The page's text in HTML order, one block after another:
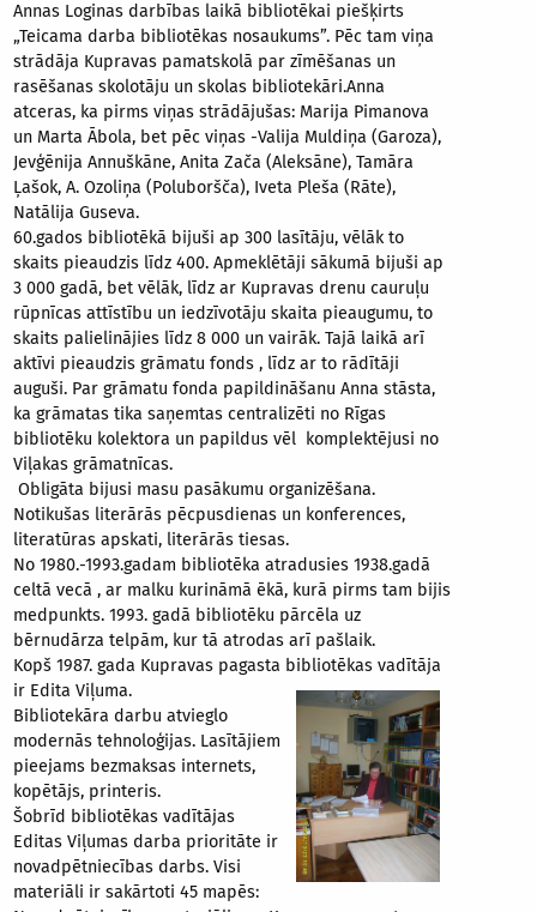
Annas Loginas darbības laikā bibliotēkai piešķirts
„Teicama darba bibliotēkas nosaukums”. Pēc tam viņa
strādāja Kupravas pamatskolā par zīmēšanas un
rasēšanas skolotāju un skolas bibliotekāri.Anna
atceras, ka pirms viņas strādājušas: Marija Pimanova
un Marta Ābola, bet pēc viņas -Valija Muldiņa (Garoza),
Jevģēnija Annuškāne, Anita Zača (Aleksāne), Tamāra
Ļašok, A. Ozoliņa (Poluboršča), Iveta Pleša (Rāte),
Natālija Guseva.
60.gados bibliotēkā bijuši ap 300 lasītāju, vēlāk to
skaits pieaudzis līdz 400. Apmeklētāji sākumā bijuši ap
3 000 gadā, bet vēlāk, līdz ar Kupravas drenu cauruļu
rūpnīcas attīstību un iedzīvotāju skaita pieaugumu, to
skaits palielinājies līdz 8 000 un vairāk. Tajā laikā arī
aktīvi pieaudzis grāmatu fonds , līdz ar to rādītāji
auguši. Par grāmatu fonda papildināšanu Anna stāsta,
ka grāmatas tika saņemtas centralizēti no Rīgas
bibliotēku kolektora un papildus vēl komplektējusi no
Viļakas grāmatnīcas.
Obligāta bijusi masu pasākumu organizēšana.
Notikušas literārās pēcpusdienas un konferences,
literatūras apskati, literārās tiesas.
No 1980.-1993.gadam bibliotēka atradusies 1938.gadā
celtā vecā , ar malku kurināmā ēkā, kurā pirms tam bijis
medpunkts. 1993. gadā bibliotēku pārcēla uz
bērnudārza telpām, kur tā atrodas arī pašlaik.
Kopš 1987. gada Kupravas pagasta bibliotēkas vadītāja
ir Edita Viļuma.
Bibliotekāra darbu atvieglo
modernās tehnoloģijas. Lasītājiem
pieejams bezmaksas internets,
kopētājs, printeris.
Šobrīd bibliotēkas vadītājas
Editas Viļumas darba prioritāte ir
novadpētniecības darbs. Visi
materiāli ir sakārtoti 45 mapēs: